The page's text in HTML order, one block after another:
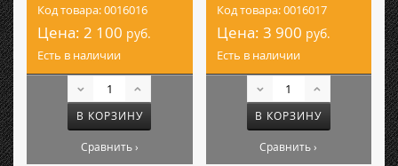
Код товара: 0016016
Цена: 2 100 руб.
Есть в наличии
В КОРЗИНУ
Сравнить ›
Код товара: 0016017
Цена: 3 900 руб.
Есть в наличии
В КОРЗИНУ
Сравнить ›